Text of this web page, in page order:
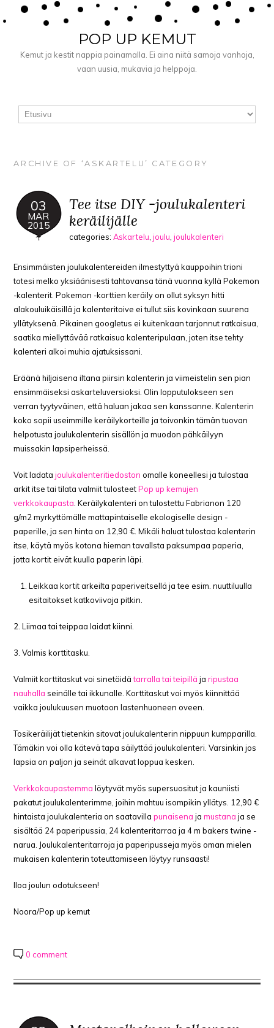
POP UP KEMUT
Kemut ja kestit nappia painamalla. Ei aina niitä samoja vanhoja,
vaan uusia, mukavia ja helppoja.
ARCHIVE OF ‘ASKARTELU’ CATEGORY
03
MAR
2015
Tee itse DIY -joulukalenteri
keräilijälle
categories:Askartelu ,joulu ,joulukalenteri
Ensimmäisten joulukalentereiden ilmestyttyä kauppoihin trioni
totesi melko yksiäänisesti tahtovansa tänä vuonna kyllä Pokemon
-kalenterit. Pokemon -korttien keräily on ollut syksyn hitti
alakouluikäisillä ja kalenteritoive ei tullut siis kovinkaan suurena
yllätyksenä. Pikainen googletus ei kuitenkaan tarjonnut ratkaisua,
saatika miellyttävää ratkaisua kalenteripulaan, joten itse tehty
kalenteri alkoi muhia ajatuksissani.
Eräänä hiljaisena iltana piirsin kalenterin ja viimeistelin sen pian
ensimmäiseksi askarteluversioksi. Olin lopputulokseen sen
verran tyytyväinen, että haluan jakaa sen kanssanne. Kalenterin
koko sopii useimmille keräilykorteille ja toivonkin tämän tuovan
helpotusta joulukalenterin sisällön ja muodon pähkäilyyn
muissakin lapsiperheissä.
Voit ladatajoulukalenteritiedoston omalle koneellesi ja tulostaa
arkit itse tai tilata valmiit tulosteetPop up kemujen
verkkokaupasta . Keräilykalenteri on tulostettu Fabrianon 120
g/m2 myrkyttömälle mattapintaiselle ekologiselle design -
paperille, ja sen hinta on 12,90 €. Mikäli haluat tulostaa kalenterin
itse, käytä myös kotona hieman tavallsta paksumpaa paperia,
jotta kortit eivät kuulla paperin läpi.
Leikkaa kortit arkeilta paperiveitsellä ja tee esim. nuuttiluulla
esitaitokset katkoviivoja pitkin.
2. Liimaa tai teippaa laidat kiinni.
3. Valmis korttitasku.
Valmiit korttitaskut voi sinetöidätarralla tai teipillä jaripustaa
nauhalla seinälle tai ikkunalle. Korttitaskut voi myös kiinnittää
vaikka joulukuusen muotoon lastenhuoneen oveen.
Tosikeräilijät tietenkin sitovat joulukalenterin nippuun kumpparilla.
Tämäkin voi olla kätevä tapa säilyttää joulukalenteri. Varsinkin jos
lapsia on paljon ja seinät alkavat loppua kesken.
Verkkokaupastemma löytyvät myös supersuositut ja kauniisti
pakatut joulukalenterimme, joihin mahtuu isompikin yllätys. 12,90 €
hintaista joulukalenteria on saatavillapunaisena jamustana ja se
sisältää 24 paperipussia, 24 kalenteritarraa ja 4 m bakers twine -
narua. Joulukalenteritarroja ja paperipusseja myös oman mielen
mukaisen kalenterin toteuttamiseen löytyy runsaasti!
Iloa joulun odotukseen!
Noora/Pop up kemut
0 comment